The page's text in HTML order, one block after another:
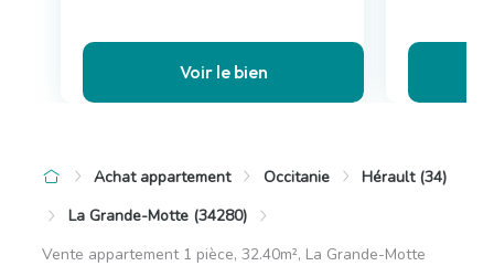
Voir le bien
Achat appartement Occitanie
Hérault (34)
La Grande-Motte (34280)
Vente appartement 1 pièce, 32.40m², La Grande-Motte